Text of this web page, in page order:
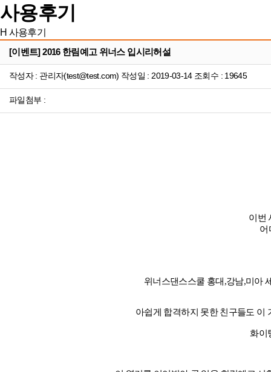
사용후기
H 사용후기
[이벤트] 2016 한림예고 위너스 입시리허설
작성자 : 관리자(test@test.com) 작성일 : 2019-03-14 조회수 : 19645
파일첨부 :
이번
어
위너스댄스스쿨 홍대,강남,미아
아쉽게 합격하지 못한 친구들도 이
화이